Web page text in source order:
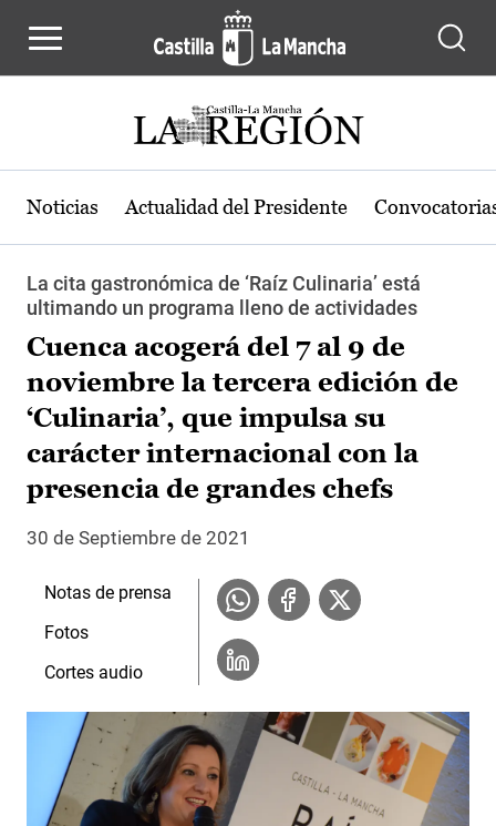
Noticias Actualidad del Presidente
La cita gastronómica de ‘Raíz Culinaria’ está
ultimando un programa lleno de actividades
Cuenca acogerá del 7 al 9 de
noviembre la tercera edición de
‘Culinaria’, que impulsa su
carácter internacional con la
presencia de grandes chefs
30 de Septiembre de 2021
Notas de prensa
Fotos
Cortes audio